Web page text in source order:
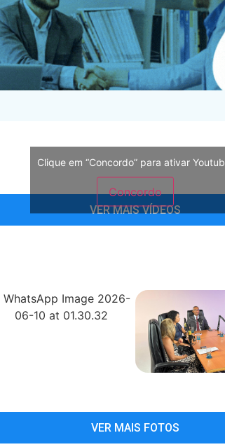
Clique em “Concordo” para ativar
Concordo
VER MAIS VÍDEOS
VER MAIS FOTOS